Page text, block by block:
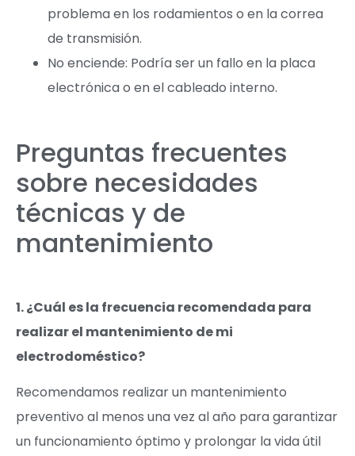
problema en los rodamientos o en la correa
de transmisión.
No enciende: Podría ser un fallo en la placa
electrónica o en el cableado interno.
Preguntas frecuentes
sobre necesidades
técnicas y de
mantenimiento
1. ¿Cuál es la frecuencia recomendada para
realizar el mantenimiento de mi
electrodoméstico?
Recomendamos realizar un mantenimiento
preventivo al menos una vez al año para garantizar
un funcionamiento óptimo y prolongar la vida útil